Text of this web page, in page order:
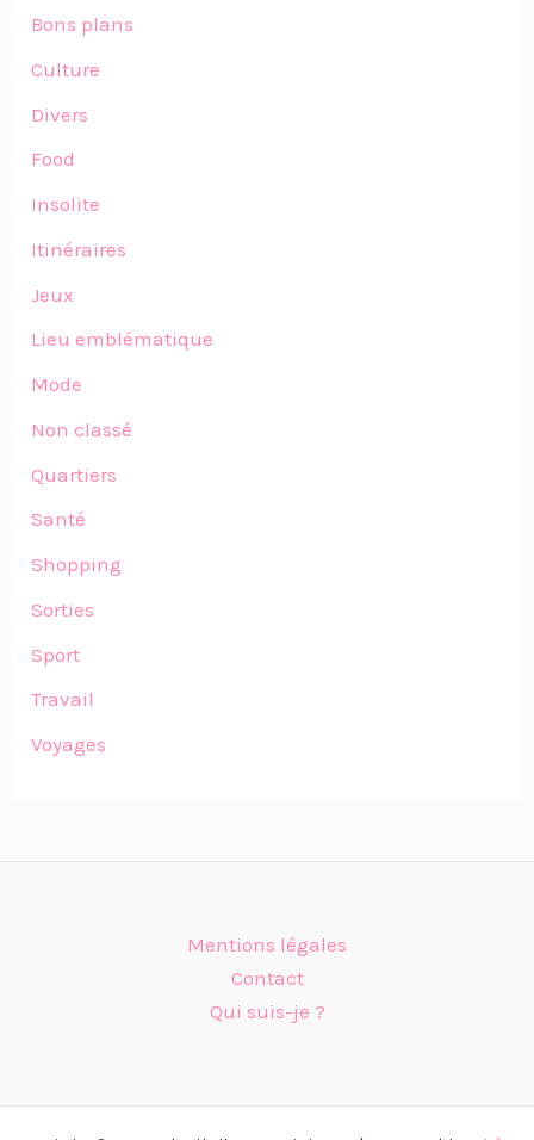
Bons plans
Culture
Divers
Food
Insolite
Itinéraires
Jeux
Lieu emblématique
Mode
Non classé
Quartiers
Santé
Shopping
Sorties
Sport
Travail
Voyages
Mentions légales
Contact
Qui suis-je ?